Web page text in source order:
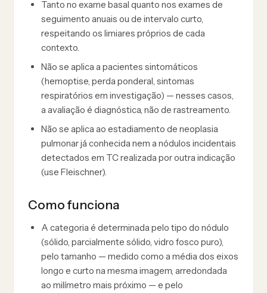
Tanto no exame basal quanto nos exames de
seguimento anuais ou de intervalo curto,
respeitando os limiares próprios de cada
contexto.
Não se aplica a pacientes sintomáticos
(hemoptise, perda ponderal, sintomas
respiratórios em investigação) — nesses casos,
a avaliação é diagnóstica, não de rastreamento.
Não se aplica ao estadiamento de neoplasia
pulmonar já conhecida nem a nódulos incidentais
detectados em TC realizada por outra indicação
(use Fleischner).
Como funciona
A categoria é determinada pelo tipo do nódulo
(sólido, parcialmente sólido, vidro fosco puro),
pelo tamanho — medido como a média dos eixos
longo e curto na mesma imagem, arredondada
ao milímetro mais próximo — e pelo